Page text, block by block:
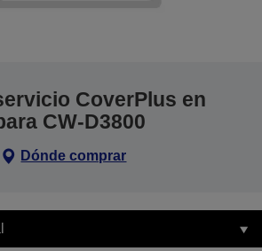
CoverPlus en
CW-D3800
Dónde comprar